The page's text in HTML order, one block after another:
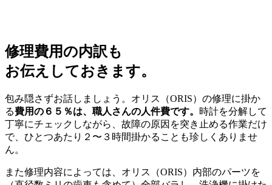
修理費用の内訳も
お伝えしておきます。
包み隠さずお話しましょう。オリス（ORIS）の修理に掛か
る費用の６５％は、職人さんの人件費です。 時計を分解して
丁寧にチェックしながら、故障の原因を突き止める作業だけ
で、ひとつあたり２〜３時間掛かることも珍しくありませ
ん。
また修理内容によっては、オリス（ORIS）内部のパーツを